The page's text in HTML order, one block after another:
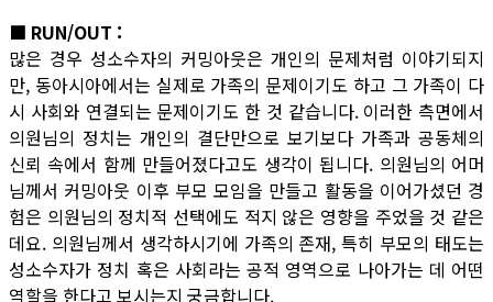
■ RUN/OUT :
많은 경우 성소수자의 커밍아웃은 개인의 문제처럼 이야기되지
만, 동아시아에서는 실제로 가족의 문제이기도 하고 그 가족이 다
시 사회와 연결되는 문제이기도 한 것 같습니다. 이러한 측면에서
의원님의 정치는 개인의 결단만으로 보기보다 가족과 공동체의
신뢰 속에서 함께 만들어졌다고도 생각이 됩니다. 의원님의 어머
님께서 커밍아웃 이후 부모 모임을 만들고 활동을 이어가셨던 경
험은 의원님의 정치적 선택에도 적지 않은 영향을 주었을 것 같은
데요. 의원님께서 생각하시기에 가족의 존재, 특히 부모의 태도는
성소수자가 정치 혹은 사회라는 공적 영역으로 나아가는 데 어떤
역할을 한다고 보시는지 궁금합니다.